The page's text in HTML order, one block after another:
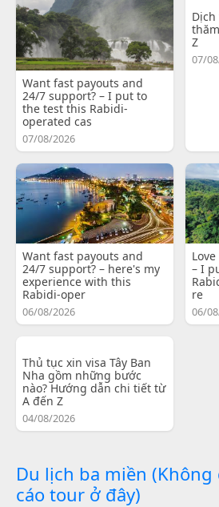
Want fast payouts and
24/7 support? – I put to
the test this Rabidi-
operated cas
07/08/2026
Dịch
Z
07/
Want fast payouts and
24/7 support? – here's my
experience with this
Rabidi-oper
06/08/2026
– I
re
06/
Thủ tục xin visa Tây Ban
Nha gồm những bước
nào? Hướng dẫn chi tiết từ
A đến Z
04/08/2026
Du lịch ba miền (Không
cáo tour ở đây)